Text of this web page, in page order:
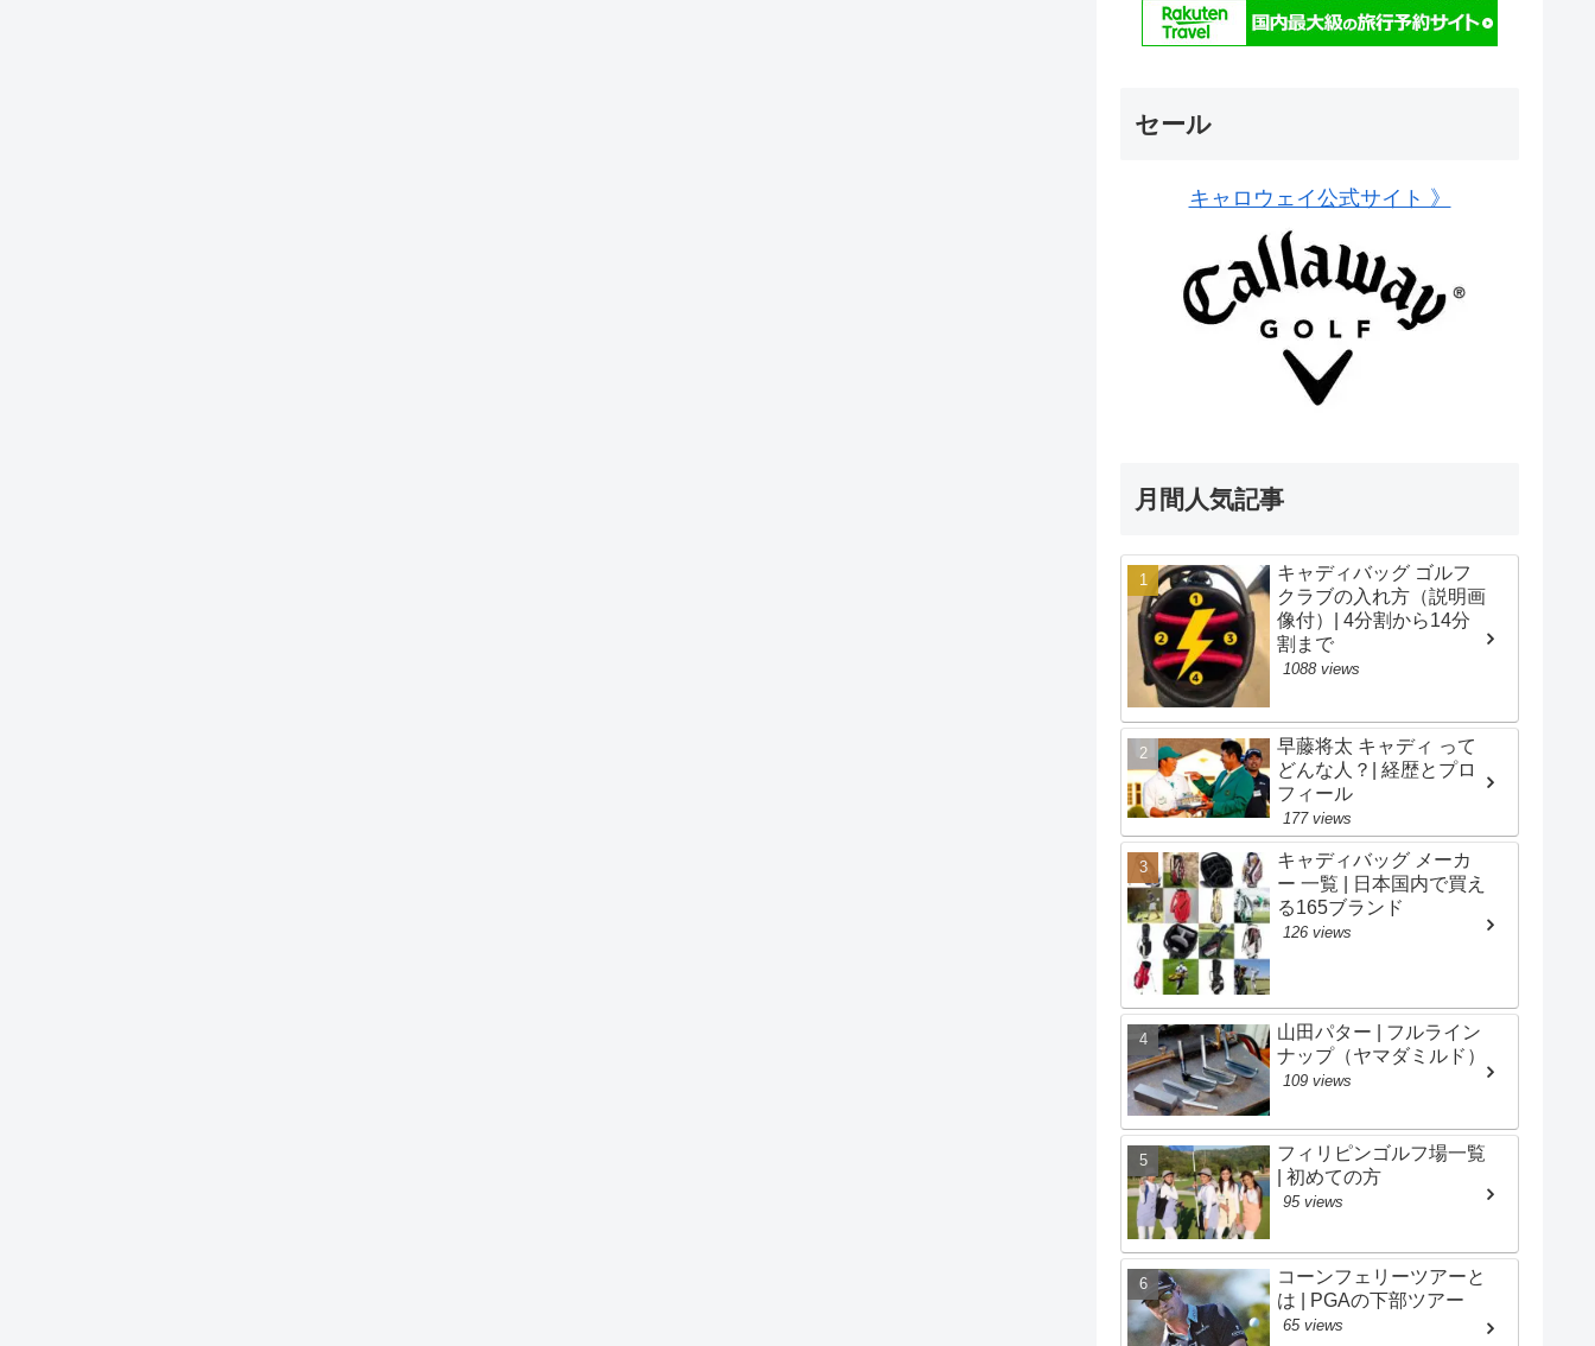
セール
キャロウェイ公式サイト 》
月間人気記事
キャディバッグ ゴルフ
クラブの入れ方（説明画
像付）| 4分割から14分
割まで
1088 views
早藤将太 キャディ って
どんな人？| 経歴とプロ
フィール
177 views
キャディバッグ メーカ
ー 一覧 | 日本国内で買え
る165ブランド
126 views
山田パター | フルライン
ナップ（ヤマダミルド）
109 views
フィリピンゴルフ場一覧
| 初めての方
95 views
コーンフェリーツアーと
は | PGAの下部ツアー
65 views